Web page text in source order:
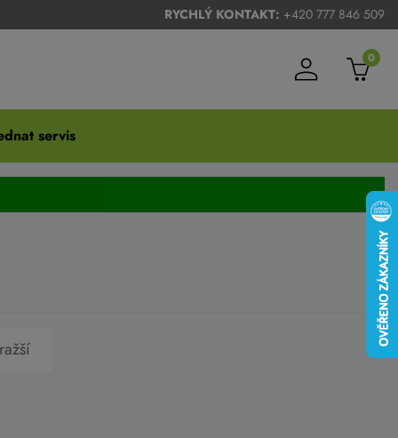
RYCHLÝ KONTAKT: +420 777 846 509
0
servis